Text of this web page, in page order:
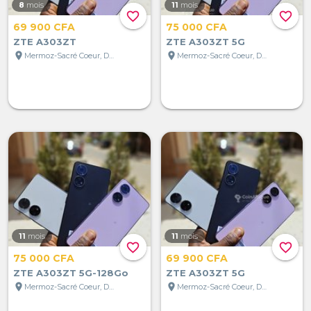
favorite_border
8 mois
69 900 CFA
ZTE A303ZT
location_on
Mermoz-Sacré Coeur, Dakar, Sénégal
favorite_border
11 mois
75 000 CFA
ZTE A303ZT 5G
location_on
Mermoz-Sacré Coeur, Dakar, Sénégal
favorite_border
11 mois
75 000 CFA
ZTE A303ZT 5G-128Go
location_on
Mermoz-Sacré Coeur, Dakar, Sénégal
favorite_border
11 mois
69 900 CFA
ZTE A303ZT 5G
location_on
Mermoz-Sacré Coeur, Dakar, Sénégal